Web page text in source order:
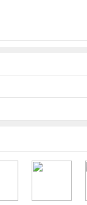
。
话其他人的信息